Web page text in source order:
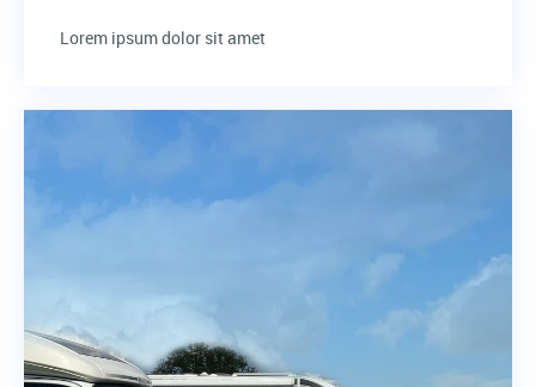
Lorem ipsum dolor sit amet